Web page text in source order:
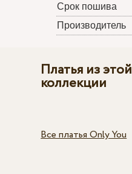
Срок пошива
Производитель
Платья из этой
коллекции
Все платья Only You